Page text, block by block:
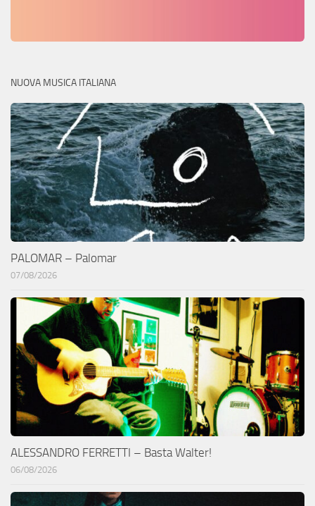
NUOVA MUSICA ITALIANA
PALOMAR – Palomar
07/08/2026
ALESSANDRO FERRETTI – Basta Walter!
06/08/2026